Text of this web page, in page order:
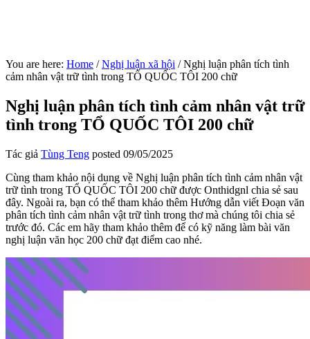
You are here: Home / Nghị luận xã hội /Nghị luận phân tích tình
cảm nhân vật trữ tình trong TỔ QUỐC TÔI 200 chữ
Nghị luận phân tích tình cảm nhân vật trữ
tình trong TỔ QUỐC TÔI 200 chữ
Tác giả Tùng Teng posted 09/05/2025
Cùng tham khảo nội dung về Nghị luận phân tích tình cảm nhân vật
trữ tình trong TỔ QUỐC TÔI 200 chữ được Onthidgnl chia sẻ sau
đây. Ngoài ra, bạn có thể tham khảo thêm Hướng dẫn viết Đoạn văn
phân tích tình cảm nhân vật trữ tình trong thơ mà chúng tôi chia sẻ
trước đó. Các em hãy tham khảo thêm để có kỹ năng làm bài văn
nghị luận văn học 200 chữ đạt điểm cao nhé.